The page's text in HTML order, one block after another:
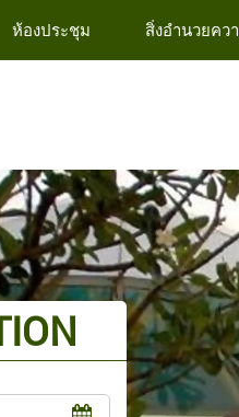
ห้องประชุม สิ่งอำนวยคว